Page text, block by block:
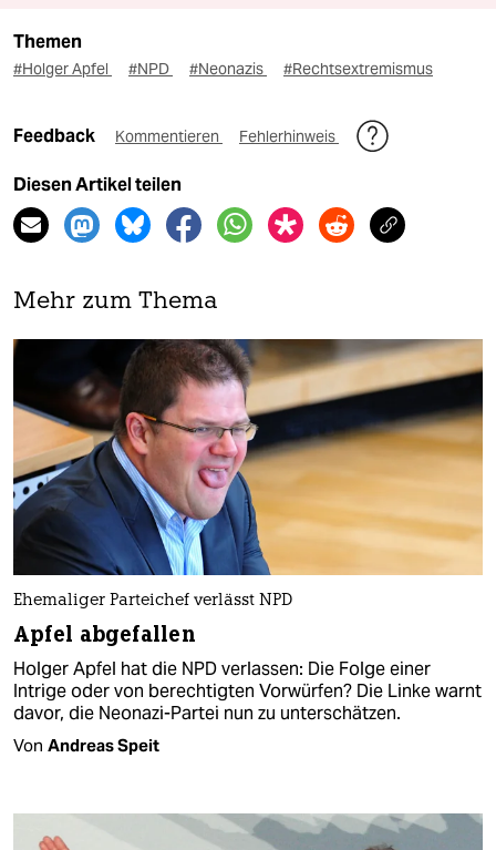
Themen
#Holger Apfel #NPD #Neonazis #Rechtsextremismus
Feedback Kommentieren Fehlerhinweis
Diesen Artikel teilen
Mehr zum Thema
Ehemaliger Parteichef verlässt NPD
Apfel abgefallen
Holger Apfel hat die NPD verlassen: Die Folge einer
Intrige oder von berechtigten Vorwürfen? Die Linke warnt
davor, die Neonazi-Partei nun zu unterschätzen.
Von Andreas Speit